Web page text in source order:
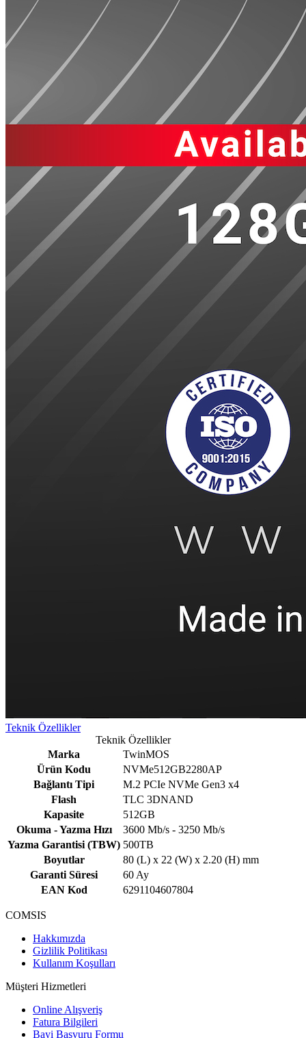
Teknik Özellikler
Teknik Özellikler
Marka
TwinMOS
Ürün Kodu
NVMe512GB2280AP
Bağlantı Tipi
M.2 PCIe NVMe Gen3 x4
Flash
TLC 3DNAND
Kapasite
512GB
Okuma - Yazma Hızı
3600 Mb/s - 3250 Mb/s
Yazma Garantisi (TBW) 500TB
Boyutlar
80 (L) x 22 (W) x 2.20 (H) mm
Garanti Süresi
60 Ay
EAN Kod
6291104607804
COMSIS
Hakkımızda
Gizlilik Politikası
Kullanım Koşulları
Müşteri Hizmetleri
Online Alışveriş
Fatura Bilgileri
Bayi Başvuru Formu